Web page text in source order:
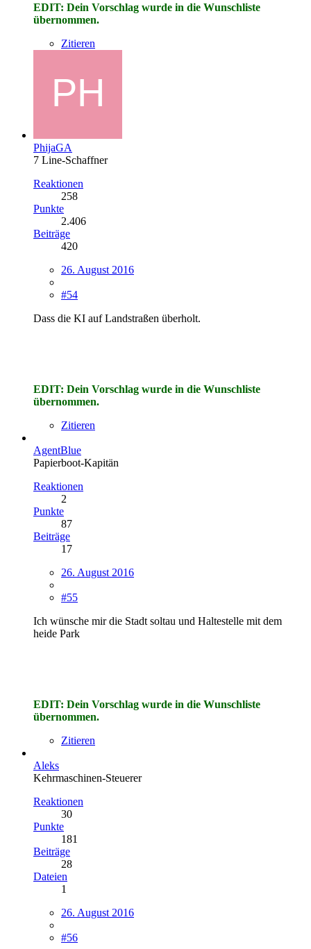
EDIT: Dein Vorschlag wurde in die Wunschliste
übernommen.
Zitieren
PhijaGA
7 Line-Schaffner
Reaktionen
258
Punkte
2.406
Beiträge
420
26. August 2016
#54
Dass die KI auf Landstraßen überholt.
EDIT: Dein Vorschlag wurde in die Wunschliste
übernommen.
Zitieren
AgentBlue
Papierboot-Kapitän
Reaktionen
2
Punkte
87
Beiträge
17
26. August 2016
#55
Ich wünsche mir die Stadt soltau und Haltestelle mit dem
heide Park
EDIT: Dein Vorschlag wurde in die Wunschliste
übernommen.
Zitieren
Aleks
Kehrmaschinen-Steuerer
Reaktionen
30
Punkte
181
Beiträge
28
Dateien
1
26. August 2016
#56